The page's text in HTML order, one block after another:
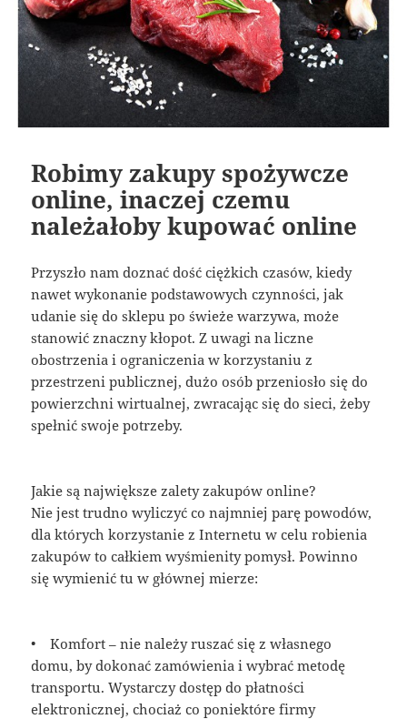
Robimy zakupy spożywcze
online, inaczej czemu
należałoby kupować online
Przyszło nam doznać dość ciężkich czasów, kiedy
nawet wykonanie podstawowych czynności, jak
udanie się do sklepu po świeże warzywa, może
stanowić znaczny kłopot. Z uwagi na liczne
obostrzenia i ograniczenia w korzystaniu z
przestrzeni publicznej, dużo osób przeniosło się do
powierzchni wirtualnej, zwracając się do sieci, żeby
spełnić swoje potrzeby.
Jakie są największe zalety zakupów online?
Nie jest trudno wyliczyć co najmniej parę powodów,
dla których korzystanie z Internetu w celu robienia
zakupów to całkiem wyśmienity pomysł. Powinno
się wymienić tu w głównej mierze:
• Komfort – nie należy ruszać się z własnego
domu, by dokonać zamówienia i wybrać metodę
transportu. Wystarczy dostęp do płatności
elektronicznej, chociaż co poniektóre firmy